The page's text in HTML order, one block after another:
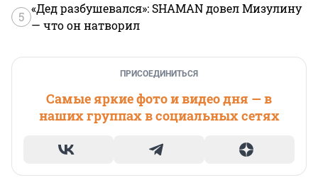
5
«Дед разбушевался»: SHAMAN довел Мизулину
— что он натворил
ПРИСОЕДИНИТЬСЯ
Самые яркие фото и видео дня — в
наших группах в социальных сетях